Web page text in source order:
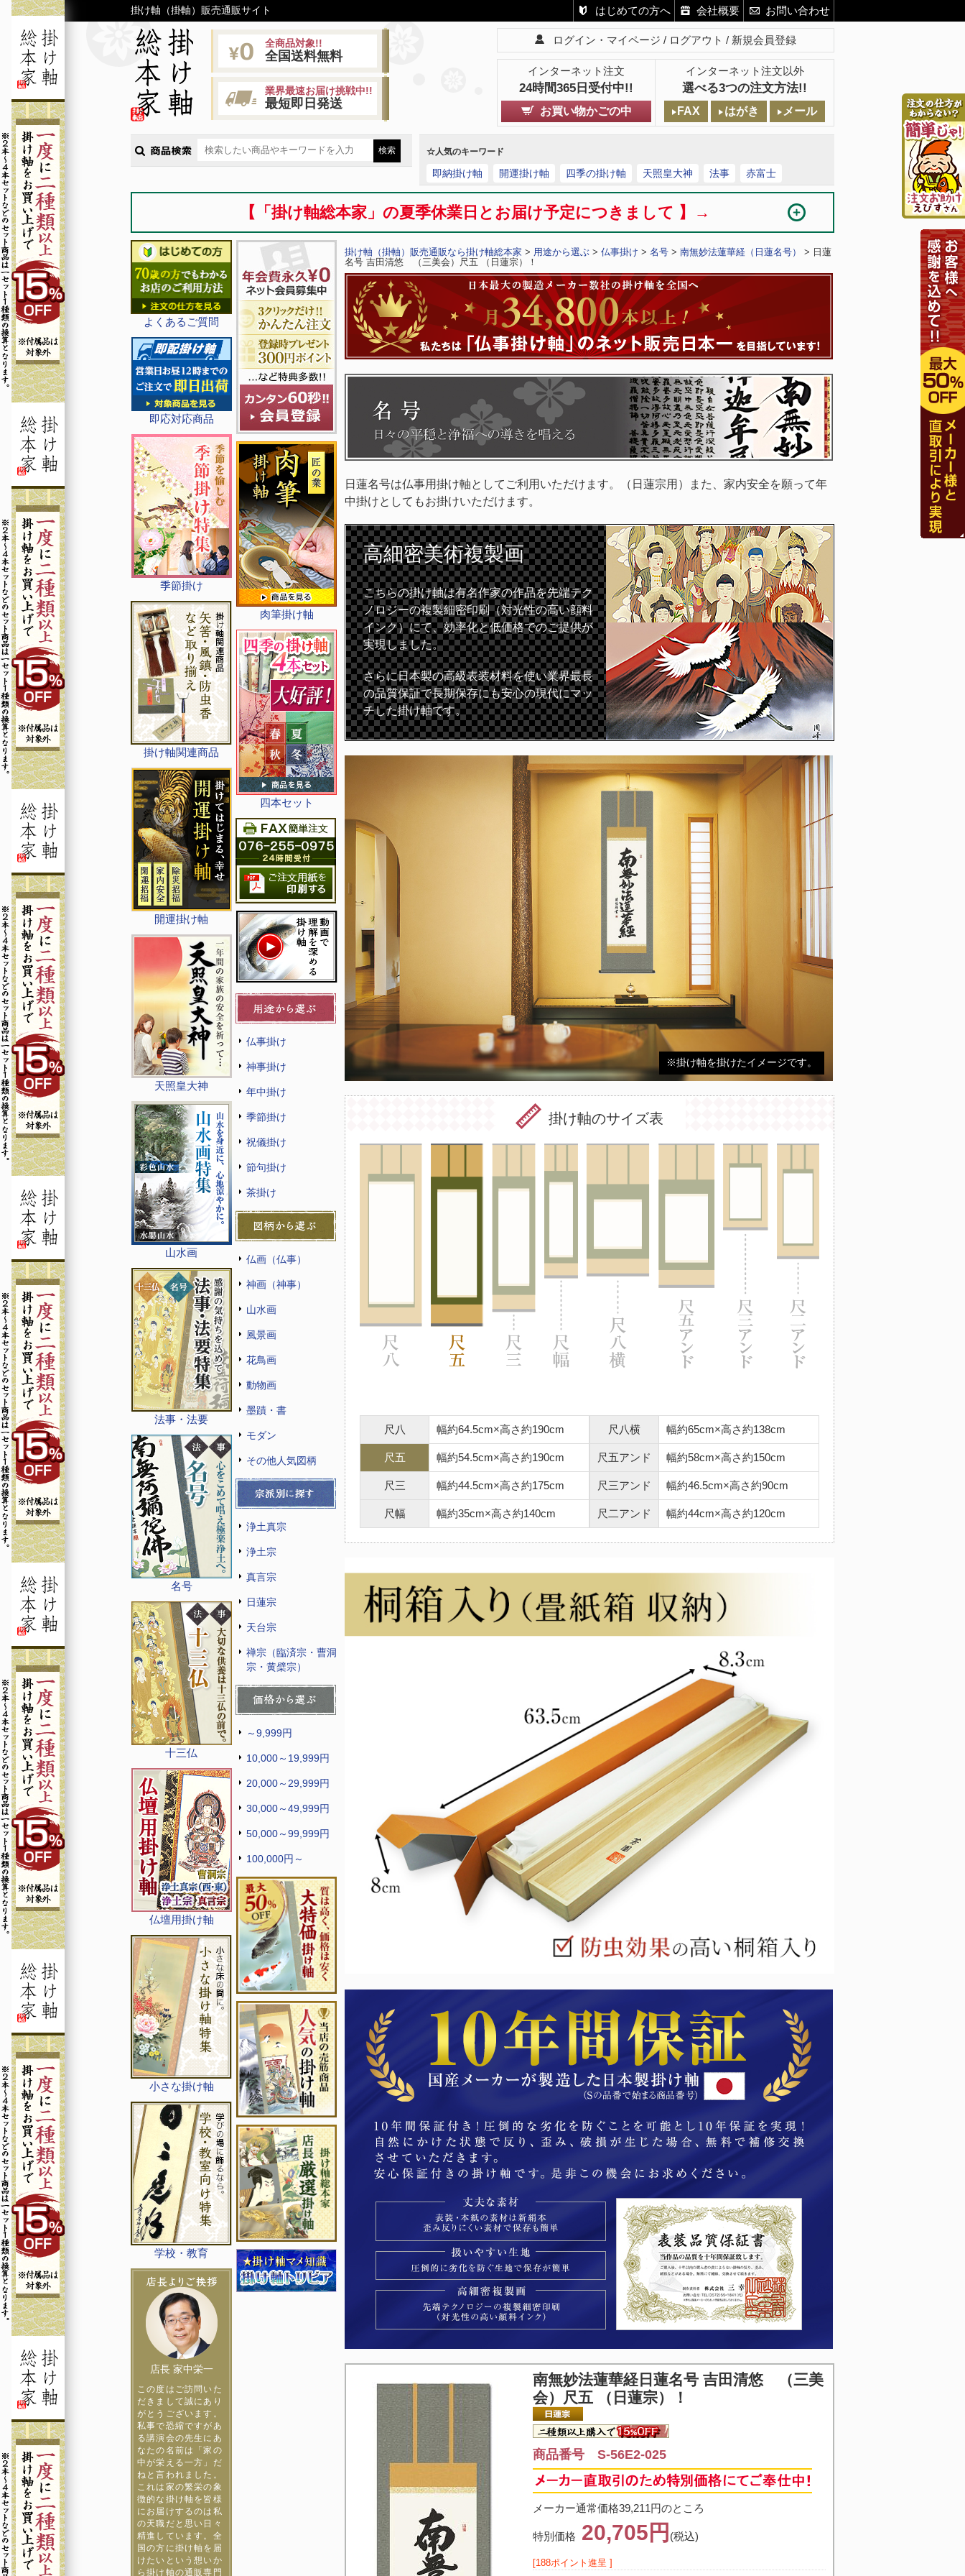
掛け軸（掛軸）販売通販サイト はじめての方へ 会社概要 お問い合わせ
全商品対象!!
全国送料無料
業界最速お届け挑戦中!!
最短即日発送
ログイン・マイページ ログアウト 新規会員登録
インターネット注文
24時間365日受付中!!
インターネット注文以外
選べる3つの注文方法!!
お買い物かごの中 FAX はがき メール
☆人気のキーワード
即納掛け軸 開運掛け軸 四季の掛け軸 天照皇大神 法事 赤富士
【「掛け軸総本家」の夏季休業日とお届け予定につきまして 】→
よくあるご質問
即応対応商品
季節掛け
掛け軸関連商品
開運掛け軸
天照皇大神
山水画
法事・法要
名号
十三仏
仏壇用掛け軸
小さな掛け軸
学校・教育
店長 家中栄一
この度はご訪問いた
だきまして誠にあり
がとうございます。
私事で恐縮ですがあ
る講演会の先生にあ
なたの名前は「家の
中が栄える一方」だ
ねと言われました。
これは家の繁栄の象
徴的な掛け軸を皆様
にお届けするのは私
の天職だと思い日々
精進しています。全
国の方に掛け軸を届
けたいという想いか
ら掛け軸の通販専門
肉筆掛け軸
四本セット
仏事掛け
神事掛け
年中掛け
季節掛け
祝儀掛け
節句掛け
茶掛け
仏画（仏事）
神画（神事）
山水画
風景画
花鳥画
動物画
墨蹟・書
モダン
その他人気図柄
浄土真宗
浄土宗
真言宗
日蓮宗
天台宗
禅宗（臨済宗・曹洞
宗・黄檗宗）
～9,999円
10,000～19,999円
20,000～29,999円
30,000～49,999円
50,000～99,999円
100,000円～
掛け軸（掛軸）販売通販なら掛け軸総本家 > 用途から選ぶ > 仏事掛け > 名号 > 南無妙法蓮華経（日蓮名号）
> 日蓮
名号 吉田清悠 （三美会）尺五 （日蓮宗）！
日蓮名号は仏事用掛け軸としてご利用いただけます。（日蓮宗用）また、家内安全を願って年
中掛けとしてもお掛けいただけます。
高細密美術複製画
こちらの掛け軸は有名作家の作品を先端テク
ノロジーの複製細密印刷（対光性の高い顔料
インク）にて、効率化と低価格でのご提供が
実現しました。
さらに日本製の高級表装材料を使い業界最長
の品質保証で長期保存にも安心の現代にマッ
チした掛け軸です。
※掛け軸を掛けたイメージです。
掛け軸のサイズ表
尺八 幅約64.5cm×高さ約190cm
尺五 幅約54.5cm×高さ約190cm
尺三 幅約44.5cm×高さ約175cm
尺幅 幅約35cm×高さ約140cm
尺八横 幅約65cm×高さ約138cm
尺五アンド 幅約58cm×高さ約150cm
尺三アンド 幅約46.5cm×高さ約90cm
尺二アンド 幅約44cm×高さ約120cm
南無妙法蓮華経 日蓮名号 吉田清悠 （三美
会）尺五 （日蓮宗）！
商品番号 S-56E2-025
メーカー通常価格39,211円のところ
特別価格 20,705円 (税込)
[188ポイント進呈 ]